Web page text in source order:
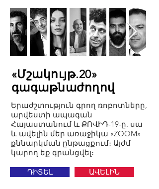
«Մշակույթ.20»
գագաթնաժողով
Երաժշտություն գրող ռոբոտները,
արվեստի ապագան
Հայաստանում և ՔՈՎԻԴ-19-ը. սա
և ավելին մեր առաջիկա «ZOOM»
քննարկման ընթացքում։ Այժմ
կարող եք գրանցվել։
ԴԻՏԵԼ ԱՎԵԼԻՆ